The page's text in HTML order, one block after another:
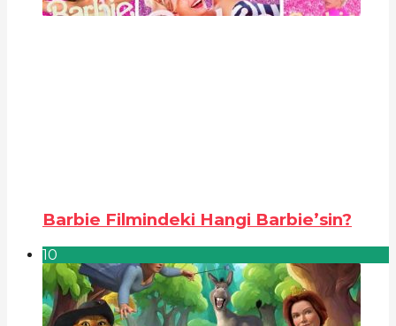
Barbie Filmindeki Hangi Barbie’sin?
10